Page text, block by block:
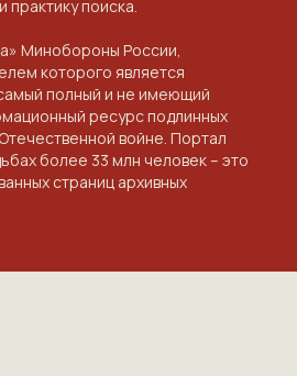
практику поиска.
Минобороны России,
которого является
полный и не имеющий
ресурс подлинных
войне. Портал
более 33 млн человек – это
страниц архивных